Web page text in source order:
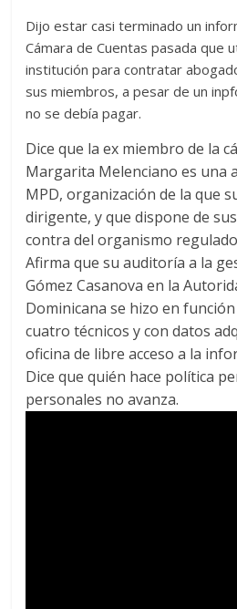
Dijo estar casi terminado un
Cámara de Cuentas pasada que
institución para contratar
sus miembros, a pesar de un
no se debía pagar.
Dice que la ex miembro de la
Margarita Melenciano es una
MPD, organización de la que
dirigente, y que dispone de
contra del organismo
Afirma que su auditoría a la
Gómez Casanova en la
Dominicana se hizo en
cuatro técnicos y con datos
oficina de libre acceso a la
Dice que quién hace política
personales no avanza.